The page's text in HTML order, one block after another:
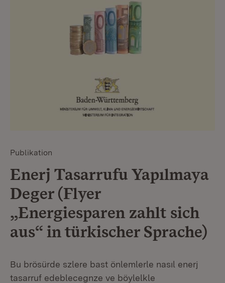
Publikation
Enerj Tasarrufu Yapılmaya
Deger (Flyer
„Energiesparen zahlt sich
aus“ in türkischer Sprache)
Bu brösürde szlere bast önlemlerle nasıl enerj
tasarruf edeblecegnze ve böylelkle